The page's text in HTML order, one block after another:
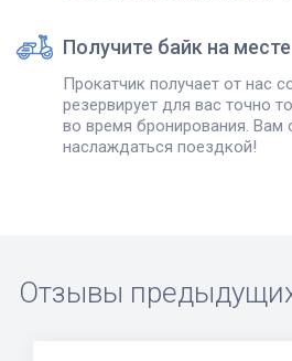
Получите байк на месте
Прокатчик получает от нас
резервирует для вас точно
во время бронирования. Вам
наслаждаться поездкой!
Отзывы